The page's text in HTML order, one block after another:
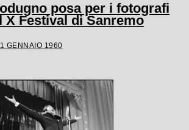
posa per i fotografi
X Festival di Sanremo
GENNAIO 1960